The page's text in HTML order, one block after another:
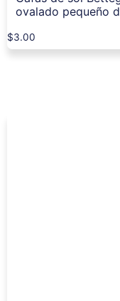
ovalado pequeño
$3.00